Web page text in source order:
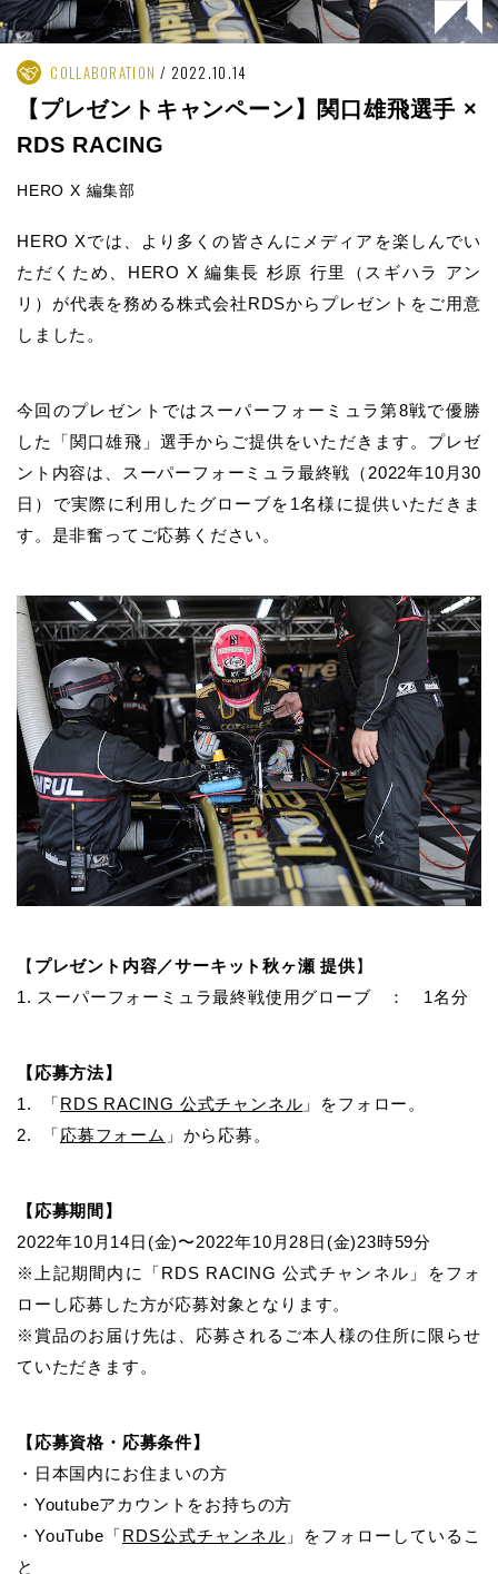
COLLABORATION 2022.10.14
【プレゼントキャンペーン】関口雄飛選手 ×
RDS RACING
HERO X 編集部
HERO Xでは、より多くの皆さんにメディアを楽しんでい
ただくため、HERO X 編集長 杉原 行里（スギハラ アン
リ）が代表を務める株式会社RDSからプレゼントをご用意
しました。
今回のプレゼントではスーパーフォーミュラ第8戦で優勝
した「関口雄飛」選手からご提供をいただきます。プレゼ
ント内容は、スーパーフォーミュラ最終戦（2022年10月30
日）で実際に利用したグローブを1名様に提供いただきま
す。是非奮ってご応募ください。
【 プレゼント内容／サーキット秋ヶ瀬 提供】
1. スーパーフォーミュラ最終戦使用グローブ ： 1名分
【応募方法】
1. 「RDS RACING 公式チャンネル 」をフォロー。
2. 「応募フォーム 」から応募。
【応募期間】
2022年10月14日(金)〜2022年10月28日(金)23時59分
※上記期間内に「RDS RACING 公式チャンネル」をフォ
ローし応募した方が応募対象となります。
※賞品のお届け先は、応募されるご本人様の住所に限らせ
ていただきます。
【応募資格・応募条件】
・日本国内にお住まいの方
・Youtubeアカウントをお持ちの方
・YouTube「RDS公式チャンネル 」をフォローしているこ
と